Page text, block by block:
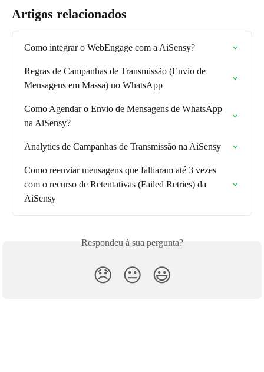
Artigos relacionados
Como integrar o WebEngage com a AiSensy?
Regras de Campanhas de Transmissão (Envio de
Mensagens em Massa) no WhatsApp
Como Agendar o Envio de Mensagens de WhatsApp
na AiSensy?
Analytics de Campanhas de Transmissão na AiSensy
Como reenviar mensagens que falharam até 3 vezes
com o recurso de Retentativas (Failed Retries) da
AiSensy
Respondeu à sua pergunta?
😞 😐 😃